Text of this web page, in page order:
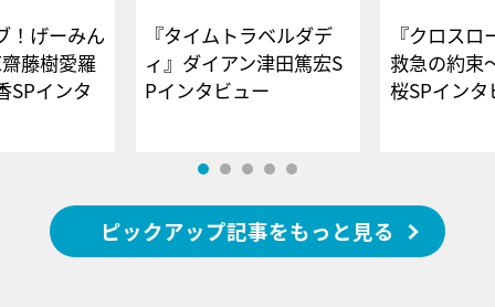
！げーみん
藤樹愛羅
SPインタ
『タイムトラベルダデ
ィ』ダイアン津田篤宏S
Pインタビュー
『クロス
救急の約束
桜SPイ
ピックアップ記事をもっと見る